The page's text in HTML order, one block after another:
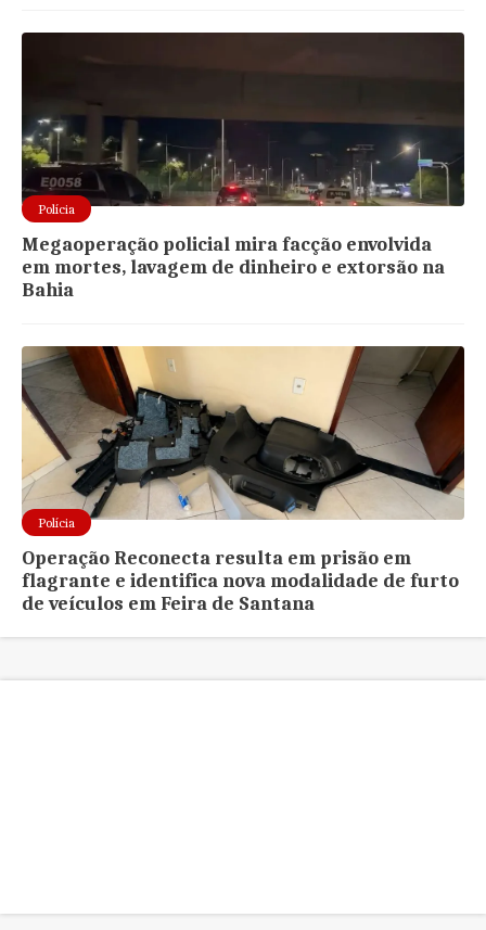
Polícia
Megaoperação policial mira facção envolvida
em mortes, lavagem de dinheiro e extorsão na
Bahia
Polícia
Operação Reconecta resulta em prisão em
flagrante e identifica nova modalidade de furto
de veículos em Feira de Santana